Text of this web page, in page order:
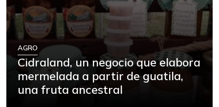
AGRO
Cidraland, un negocio que elabora
mermelada a partir de guatila,
una fruta ancestral